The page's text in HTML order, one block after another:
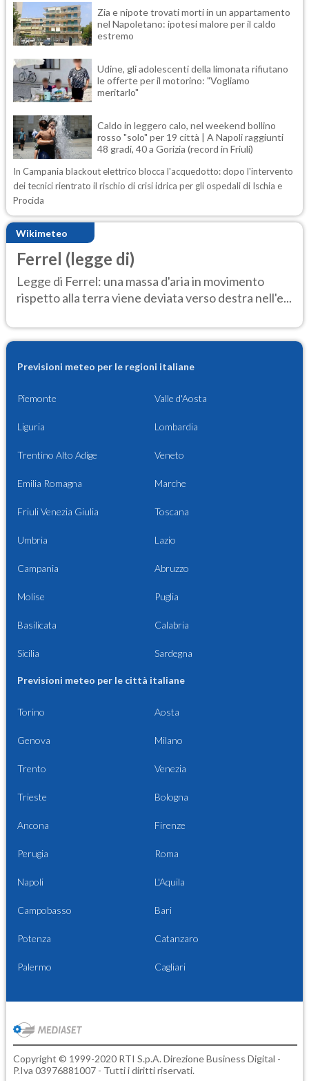
Zia e nipote trovati morti in un appartamento
nel Napoletano: ipotesi malore per il caldo
estremo
Udine, gli adolescenti della limonata rifiutano
le offerte per il motorino: "Vogliamo
meritarlo"
Caldo in leggero calo, nel weekend bollino
rosso "solo" per 19 città | A Napoli raggiunti
48 gradi, 40 a Gorizia (record in Friuli)
In Campania blackout elettrico blocca l'acquedotto: dopo l'intervento
dei tecnici rientrato il rischio di crisi idrica per gli ospedali di Ischia e
Procida
Wikimeteo
Ferrel (legge di)
Legge di Ferrel: una massa d'aria in movimento
rispetto alla terra viene deviata verso destra nell'e...
Previsioni meteo per le regioni italiane
Piemonte Valle d'Aosta
Liguria Lombardia
Trentino Alto Adige Veneto
Emilia Romagna Marche
Friuli Venezia Giulia Toscana
Umbria Lazio
Campania Abruzzo
Molise Puglia
Basilicata Calabria
Sicilia Sardegna
Previsioni meteo per le città italiane
Torino Aosta
Genova Milano
Trento Venezia
Trieste Bologna
Ancona Firenze
Perugia Roma
Napoli L'Aquila
Campobasso Bari
Potenza Catanzaro
Palermo Cagliari
Copyright © 1999-2020 RTI S.p.A. Direzione Business Digital -
P.Iva 03976881007 - Tutti i diritti riservati.